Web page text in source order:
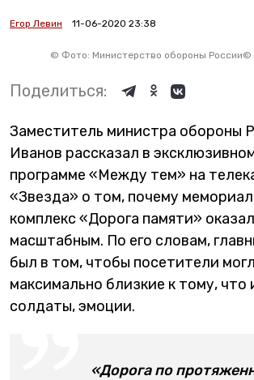
Егор Левин 11-06-2020 23:38
© Фото: Министерство обороны России©
Поделиться:
Заместитель министра обороны
Иванов рассказал в
программе «Между тем» на
«Звезда» о том, почему
комплекс «Дорога памяти»
масштабным. По его словам,
был в том, чтобы посетители
максимально близкие к тому, что
солдаты, эмоции.
«Дорога по